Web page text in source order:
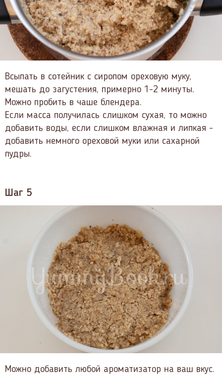
Всыпать в сотейник с сиропом ореховую муку,
мешать до загустения, примерно 1-2 минуты.
Можно пробить в чаше блендера.
Если масса получилась слишком сухая, то можно
добавить воды, если слишком влажная и липкая -
добавить немного ореховой муки или сахарной
пудры.
Шаг 5
Можно добавить любой ароматизатор на ваш вкус.